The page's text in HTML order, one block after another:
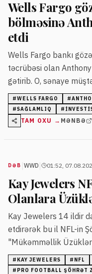
Wells Fargo
bölməsinə
etdi
Wells Fargo bankı
təcrübəsi olan
gətirib. O, sənaye
verərək platformanın
#WELLS FARGO #
#SAĞLAMLIQ #
TAM OXU → MƏNBƏ
DƏB WWD 01:52,
Kay Jewelers
Olanlara
Kay Jewelers 14 ildir
etdirərək bu il NFL-in
"Mükəmməllik
zamanı və oyunlarda
# KAY JEWELERS # NFL
# PRO FOOTBALL ŞÖHRƏT